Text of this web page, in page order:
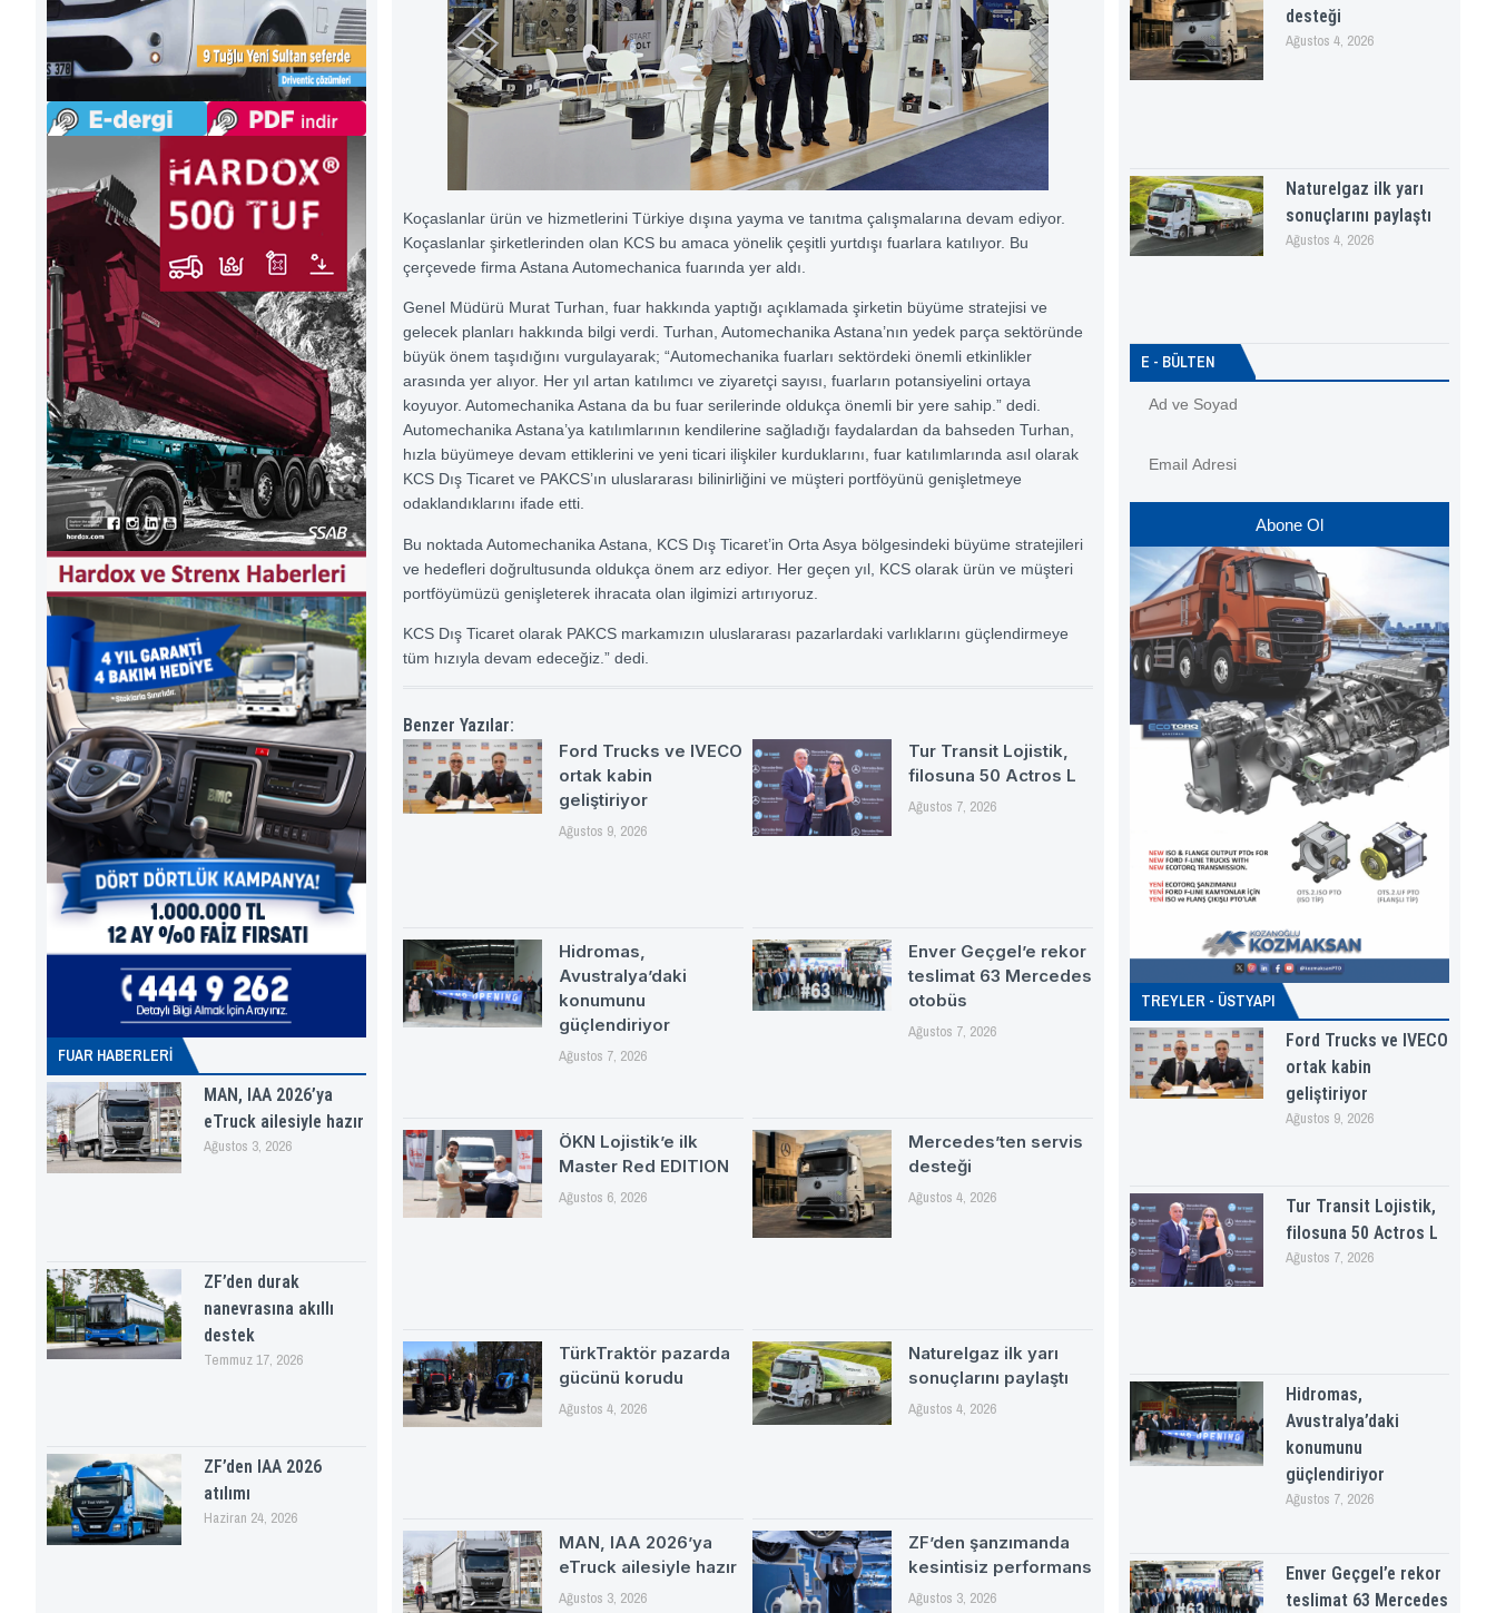
FUAR HABERLERI
MAN, IAA 2026’ya
eTruck ailesiyle hazır
Ağustos 3, 2026
ZF’den durak
nanevrasına akıllı
destek
Temmuz 17, 2026
ZF’den IAA 2026
atılımı
Haziran 24, 2026
Koçaslanlar ürün ve hizmetlerini Türkiye dışına yayma ve tanıtma çalışmalarına devam ediyor.
Koçaslanlar şirketlerinden olan KCS bu amaca yönelik çeşitli yurtdışı fuarlara katılıyor. Bu
çerçevede firma Astana Automechanica fuarında yer aldı.
Genel Müdürü Murat Turhan, fuar hakkında yaptığı açıklamada şirketin büyüme stratejisi ve
gelecek planları hakkında bilgi verdi. Turhan, Automechanika Astana’nın yedek parça sektöründe
büyük önem taşıdığını vurgulayarak; “Automechanika fuarları sektördeki önemli etkinlikler
arasında yer alıyor. Her yıl artan katılımcı ve ziyaretçi sayısı, fuarların potansiyelini ortaya
koyuyor. Automechanika Astana da bu fuar serilerinde oldukça önemli bir yere sahip.” dedi.
Automechanika Astana’ya katılımlarının kendilerine sağladığı faydalardan da bahseden Turhan,
hızla büyümeye devam ettiklerini ve yeni ticari ilişkiler kurduklarını, fuar katılımlarında asıl olarak
KCS Dış Ticaret ve PAKCS’ın uluslararası bilinirliğini ve müşteri portföyünü genişletmeye
odaklandıklarını ifade etti.
Bu noktada Automechanika Astana, KCS Dış Ticaret’in Orta Asya bölgesindeki büyüme stratejileri
ve hedefleri doğrultusunda oldukça önem arz ediyor. Her geçen yıl, KCS olarak ürün ve müşteri
portföyümüzü genişleterek ihracata olan ilgimizi artırıyoruz.
KCS Dış Ticaret olarak PAKCS markamızın uluslararası pazarlardaki varlıklarını güçlendirmeye
tüm hızıyla devam edeceğiz.” dedi.
Benzer Yazılar:
Ford Trucks ve IVECO
ortak kabin
geliştiriyor
Ağustos 9, 2026
Tur Transit Lojistik,
filosuna 50 Actros L
Ağustos 7, 2026
Hidromas,
Avustralya’daki
konumunu
güçlendiriyor
Ağustos 7, 2026
Enver Geçgel’e rekor
teslimat 63 Mercedes
otobüs
Ağustos 7, 2026
ÖKN Lojistik’e ilk
Master Red EDITION
Ağustos 6, 2026
Mercedes’ten servis
desteği
Ağustos 4, 2026
TürkTraktör pazarda
gücünü korudu
Ağustos 4, 2026
Naturelgaz ilk yarı
sonuçlarını paylaştı
Ağustos 4, 2026
MAN, IAA 2026’ya
eTruck ailesiyle hazır
Ağustos 3, 2026
ZF’den şanzımanda
kesintisiz performans
Ağustos 3, 2026
desteği
Ağustos 4, 2026
Naturelgaz ilk yarı
sonuçlarını paylaştı
Ağustos 4, 2026
E - BÜLTEN
Abone Ol
TREYLER - ÜSTYAPI
Ford Trucks ve IVECO
ortak kabin
geliştiriyor
Ağustos 9, 2026
Tur Transit Lojistik,
filosuna 50 Actros L
Ağustos 7, 2026
Hidromas,
Avustralya’daki
konumunu
güçlendiriyor
Ağustos 7, 2026
Enver Geçgel’e rekor
teslimat 63 Mercedes